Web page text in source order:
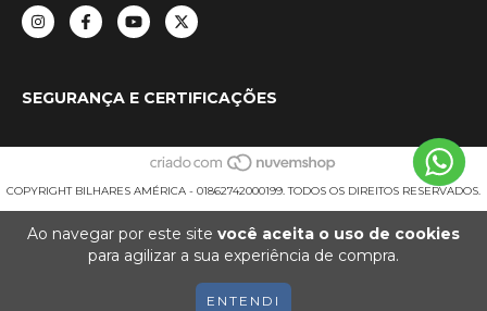
Ao navegar por este site você aceita o uso de cookies
para agilizar a sua experiência de compra.
ENTENDI
SEGURANÇA E CERTIFICAÇÕES
COPYRIGHT BILHARES AMÉRICA - 01862742000199. TODOS OS DIREITOS RESERVADOS.